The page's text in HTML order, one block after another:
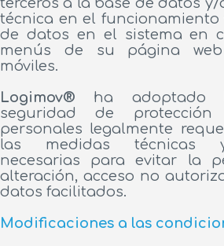
terceros a la base de datos
técnica en el funcionamiento
de datos en el sistema en
menús de su página
móviles.
Logimov® ha adoptado
seguridad de
personales legalmente
las medidas técnicas y
necesarias para evitar la
alteración, acceso no
datos facilitados.
Modificaciones a las